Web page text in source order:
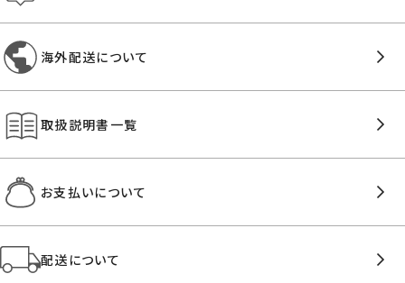
海外配送について
取扱説明書一覧
お支払いについて
配送について